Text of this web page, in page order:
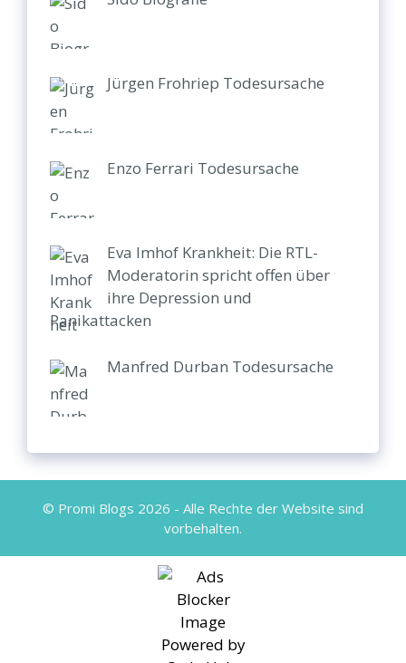
Jürgen Frohriep Todesursache
Enzo Ferrari Todesursache
Eva Imhof Krankheit: Die RTL-
Moderatorin spricht offen über
ihre Depression und
Panikattacken
Manfred Durban Todesursache
© Promi Blogs 2026 - Alle Rechte der Website sind
vorbehalten.